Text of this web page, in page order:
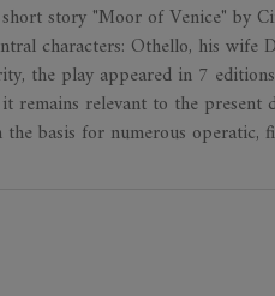
story "Moor of Venice" by
characters: Othello, his wife
the play appeared in 7
remains relevant to the present
basis for numerous operatic,